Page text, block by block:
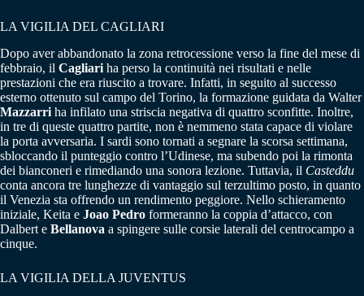
LA VIGILIA DEL CAGLIARI
Dopo aver abbandonato la zona retrocessione verso la fine del mese di
febbraio, il Cagliari ha perso la continuità nei risultati e nelle
prestazioni che era riuscito a trovare. Infatti, in seguito al successo
esterno ottenuto sul campo del Torino, la formazione guidata da Walter
Mazzarri ha infilato una striscia negativa di quattro sconfitte. Inoltre,
in tre di queste quattro partite, non è nemmeno stata capace di violare
la porta avversaria. I sardi sono tornati a segnare la scorsa settimana,
sbloccando il punteggio contro l’Udinese, ma subendo poi la rimonta
dei bianconeri e rimediando una sonora lezione. Tuttavia, il Casteddu
conta ancora tre lunghezze di vantaggio sul terzultimo posto, in quanto
il Venezia sta offrendo un rendimento peggiore. Nello schieramento
iniziale, Keita e Joao Pedro formeranno la coppia d’attacco, con
Dalbert e Bellanova a spingere sulle corsie laterali del centrocampo a
cinque.
LA VIGILIA DELLA JUVENTUS